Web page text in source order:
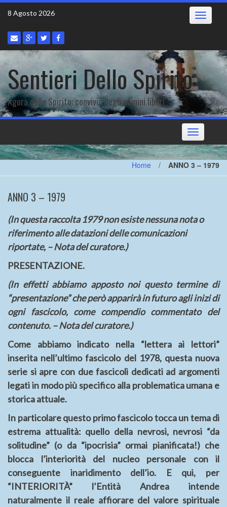
Skip
8 Agosto 2026 Toggle
Sentieri Dello Spirito
Agorà dello Spirito: convivio degli uomini liberi
Toggle
navigation
Home / ANNO 3 – 1979
ANNO 3 – 1979
(In questa raccolta 1979 non esiste nessuna nota o
riferimento alle datazioni delle comunicazioni
riportate, – Nota del curatore.)
PRESENTAZIONE.
(In effetti abbiamo apposto noi questo termine di
“presentazione” che però apparirà in futuro agli inizi di
ogni fascicolo, come compendio commentato del
contenuto. – Nota del curatore.)
Come abbiamo indicato nella “lettera ai lettori”
inserita nell’ultimo fascicolo del 1978, questa nuova
serie si apre con due fascicoli dedicati ad argomenti
legati in modo più specifico alla problematica umana e
storica attuale.
In particolare questo primo fascicolo tocca un tema di
estrema attualità: quello della nevrosi, nevrosi “da
solitudine” (o da “ipocrisia” ormai pianificata!) che
blocca l’interiorità del nucleo personale con il
conseguente inaridimento dell’io. E qui, per
“INTERIORITÀ” l’Entità Andrea intende
naturalmente il reale affiorare del valore spirituale